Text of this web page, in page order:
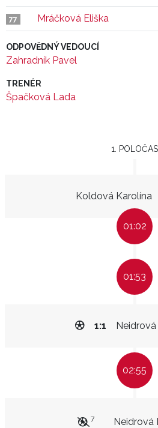
77 Mráčková Eliška
ODPOVĚDNÝ VEDOUCÍ
Zahradník Pavel
TRENÉR
Špačková Lada
1. POLOČAS
Koldová Karolína
01:02
01:53
1:1
02:55
Neidrová
7